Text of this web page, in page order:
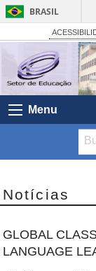
BRASIL
Menu
Notícias
GLOBAL
LANGUAGE